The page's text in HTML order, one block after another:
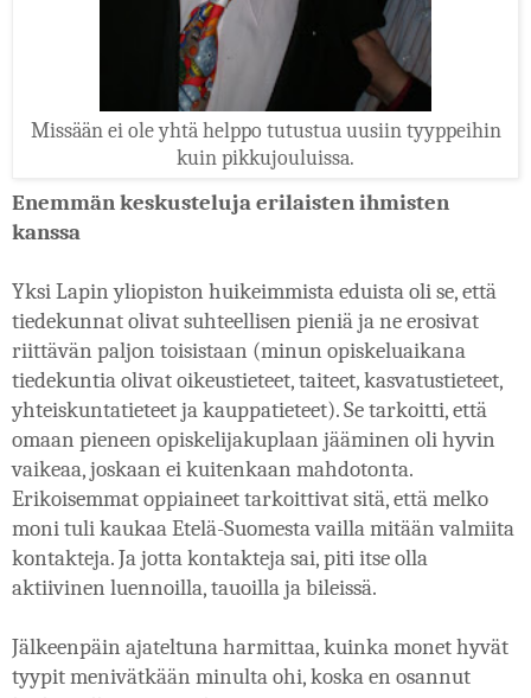
Missään ei ole yhtä helppo tutustua uusiin tyyppeihin
kuin pikkujouluissa.
Enemmän keskusteluja erilaisten ihmisten
kanssa
Yksi Lapin yliopiston huikeimmista eduista oli se, että
tiedekunnat olivat suhteellisen pieniä ja ne erosivat
riittävän paljon toisistaan (minun opiskeluaikana
tiedekuntia olivat oikeustieteet, taiteet, kasvatustieteet,
yhteiskuntatieteet ja kauppatieteet). Se tarkoitti, että
omaan pieneen opiskelijakuplaan jääminen oli hyvin
vaikeaa, joskaan ei kuitenkaan mahdotonta.
Erikoisemmat oppiaineet tarkoittivat sitä, että melko
moni tuli kaukaa Etelä-Suomesta vailla mitään valmiita
kontakteja. Ja jotta kontakteja sai, piti itse olla
aktiivinen luennoilla, tauoilla ja bileissä.
Jälkeenpäin ajateltuna harmittaa, kuinka monet hyvät
tyypit menivätkään minulta ohi, koska en osannut